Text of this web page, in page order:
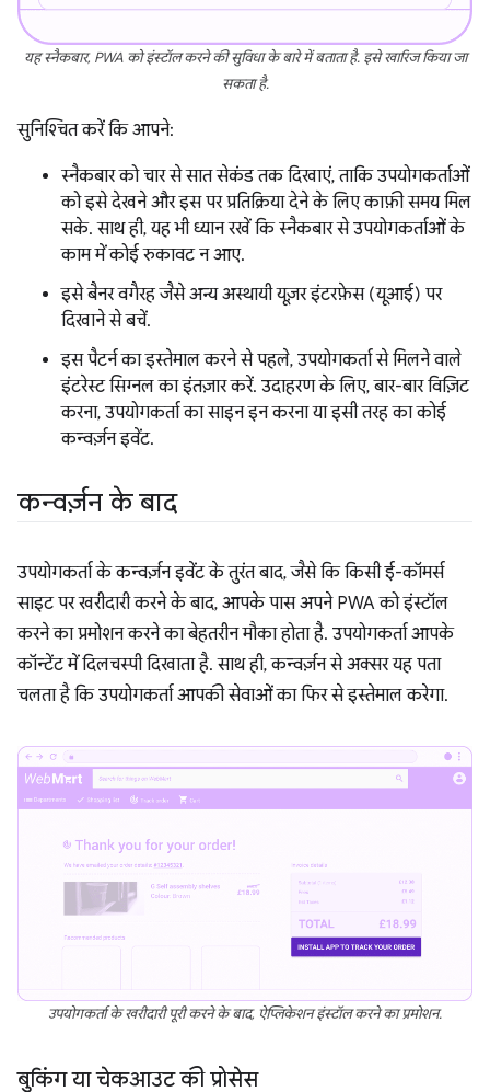
यह स्नैकबार, PWA को इंस्टॉल करने की सुविधा के बारे में बताता है. इसे खारिज किया जा
सकता है.
सुनिश्चित करें कि आपने:
स्नैकबार को चार से सात सेकंड तक दिखाएं, ताकि उपयोगकर्ताओं
को इसे देखने और इस पर प्रतिक्रिया देने के लिए काफ़ी समय मिल
सके. साथ ही, यह भी ध्यान रखें कि स्नैकबार से उपयोगकर्ताओं के
काम में कोई रुकावट न आए.
इसे बैनर वगैरह जैसे अन्य अस्थायी यूज़र इंटरफ़ेस (यूआई) पर
दिखाने से बचें.
इस पैटर्न का इस्तेमाल करने से पहले, उपयोगकर्ता से मिलने वाले
इंटरेस्ट सिग्नल का इंतज़ार करें. उदाहरण के लिए, बार-बार विज़िट
करना, उपयोगकर्ता का साइन इन करना या इसी तरह का कोई
कन्वर्ज़न इवेंट.
कन्वर्ज़न के बाद
उपयोगकर्ता के कन्वर्ज़न इवेंट के तुरंत बाद, जैसे कि किसी ई-कॉमर्स
साइट पर खरीदारी करने के बाद, आपके पास अपने PWA को इंस्टॉल
करने का प्रमोशन करने का बेहतरीन मौका होता है. उपयोगकर्ता आपके
कॉन्टेंट में दिलचस्पी दिखाता है. साथ ही, कन्वर्ज़न से अक्सर यह पता
चलता है कि उपयोगकर्ता आपकी सेवाओं का फिर से इस्तेमाल करेगा.
उपयोगकर्ता के खरीदारी पूरी करने के बाद, ऐप्लिकेशन इंस्टॉल करने का प्रमोशन.
बुकिंग या चेकआउट की प्रोसेस